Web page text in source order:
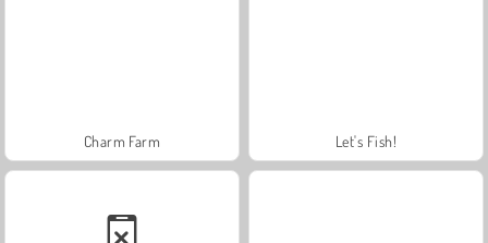
Charm Farm Let's Fish!